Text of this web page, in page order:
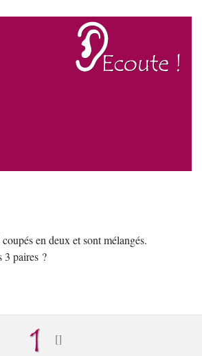
en deux et sont mélangés.
3 paires ?